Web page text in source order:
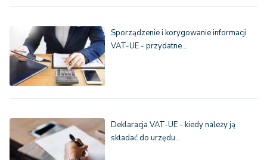
Sporządzenie i korygowanie informacji
VAT-UE - przydatne…
Deklaracja VAT-UE - kiedy należy ją
składać do urzędu…